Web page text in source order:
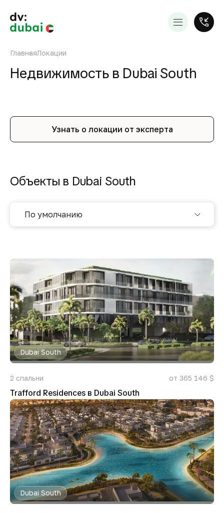
ГлавнаяЛокации
Недвижимость в Dubai South
Узнать о локации от эксперта
Объекты в Dubai South
По умолчанию
Dubai South
2 спальни от 365 146 $
Trafford Residences в Dubai South
Dubai South